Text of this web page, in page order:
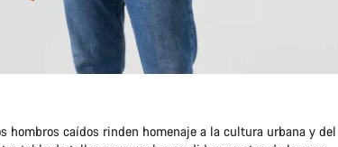
hombros caídos rinden homenaje a la cultura urbana y del